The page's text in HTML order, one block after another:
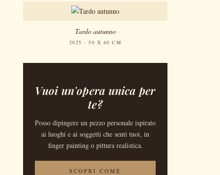
Tardo autunno
2025 · 50 X 60 CM
Vuoi un'opera unica per
te?
Posso dipingere un pezzo personale ispirato
ai luoghi e ai soggetti che senti tuoi, in
finger painting o pittura realistica.
SCOPRI COME